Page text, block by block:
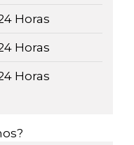
Horas
Horas
Horas